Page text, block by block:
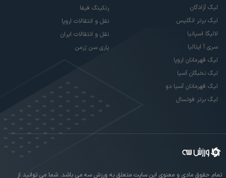
لیگ آزادگان
لیگ برتر انگلیس
لالیگا اسپانیا
سری آ ایتالیا
لیگ قهرمانان اروپا
لیگ نخبگان آسیا
لیگ قهرمانان آسیا دو
لیگ برتر فوتسال
رنکینگ فیفا
نقل و انتقالات اروپا
نقل و انتقالات ایران
پاری سن ژرمن
تمام حقوق مادی و معنوی این سایت متعلق به ورزش سه می باشد. شما می توانید از